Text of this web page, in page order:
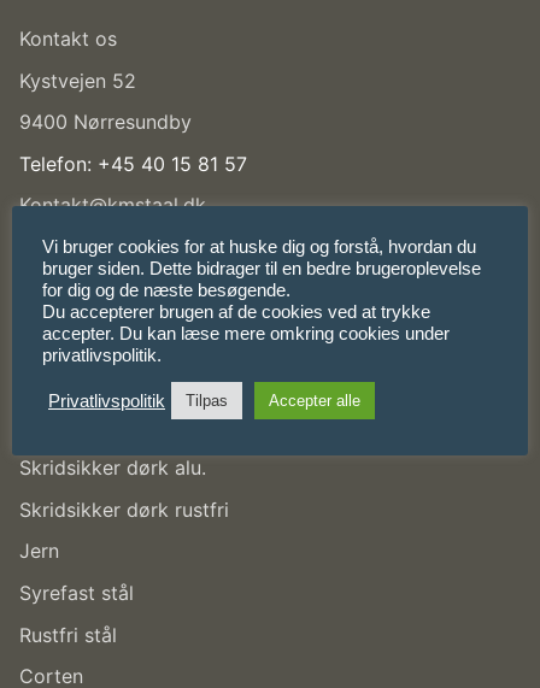
Kontakt os
Kystvejen 52
9400 Nørresundby
Telefon: +45 40 15 81 57
Kontakt@kmstaal.dk
CVR: 39122146
Produkter
Skridsikker dørk alu.
Skridsikker dørk rustfri
Jern
Syrefast stål
Rustfri stål
Corten
Vi bruger cookies for at huske dig og forstå, hvordan du
bruger siden. Dette bidrager til en bedre brugeroplevelse
for dig og de næste besøgende.
Du accepterer brugen af de cookies ved at trykke
accepter. Du kan læse mere omkring cookies under
privatlivspolitik.
Privatlivspolitik Tilpas Accepter alle